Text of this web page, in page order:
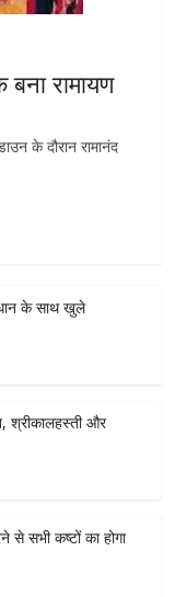
बना रामायण
के दौरान रामानंद
के साथ खुले
श्रीकालहस्ती और
से सभी कष्टों का होगा